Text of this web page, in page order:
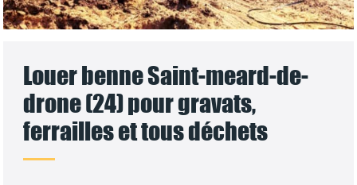
Louer benne Saint-meard-de-
drone (24) pour gravats,
ferrailles et tous déchets